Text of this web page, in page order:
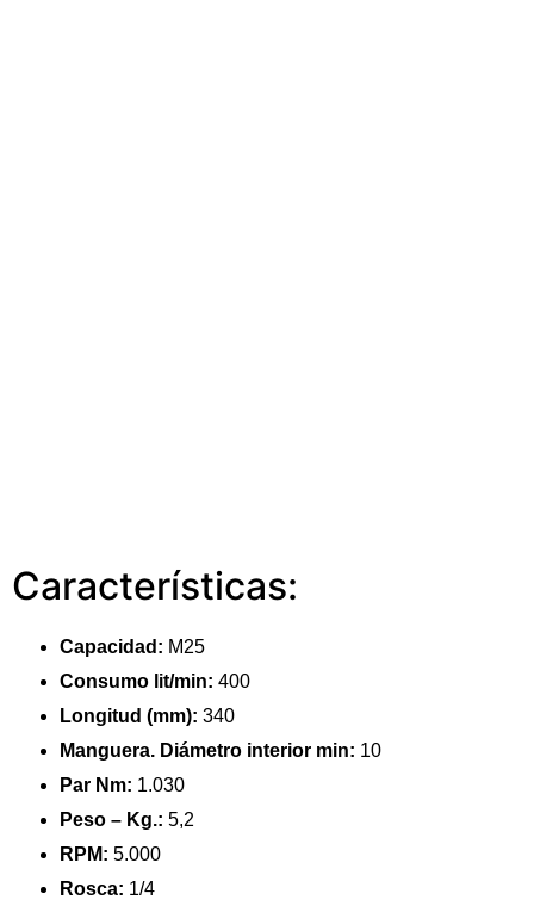
Características:
Capacidad: M25
Consumo lit/min: 400
Longitud (mm): 340
Manguera. Diámetro interior min: 10
Par Nm: 1.030
Peso – Kg.: 5,2
RPM: 5.000
Rosca: 1/4